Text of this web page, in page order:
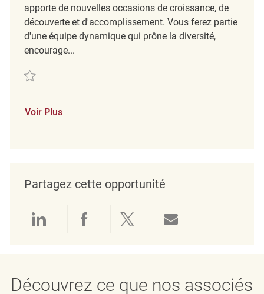
apporte de nouvelles occasions de croissance, de
découverte et d'accomplissement. Vous ferez partie
d'une équipe dynamique qui prône la diversité,
encourage...
Sauvegarder Skyview Plaza Merchandising Coordinator FT REQ138152
Voir Plus
Partagez cette opportunité
Partager via LinkedIn
Partager via Facebook
Partager via twitter
Découvrez ce que nos associés